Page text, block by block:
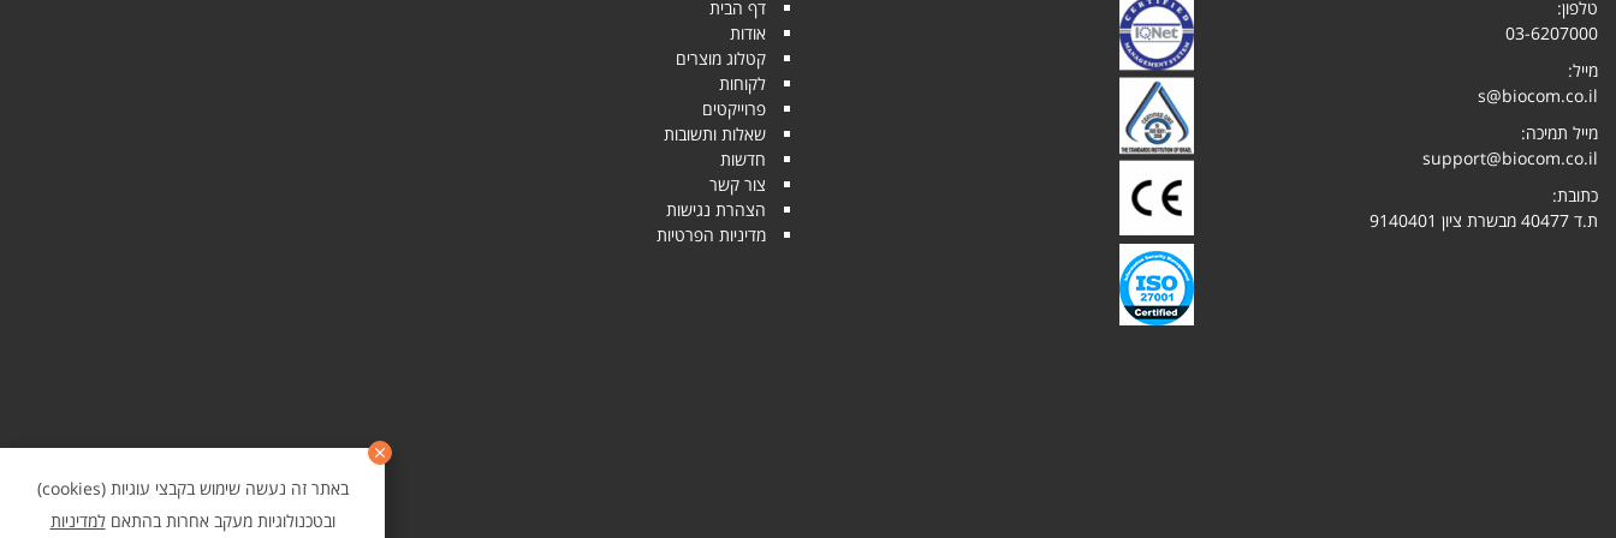
טלפון:
03-6207000
מייל:
s@biocom.co.il
מייל תמיכה:
support@biocom.co.il
כתובת:
ת.ד 40477 מבשרת ציון 9140401
דף הבית
אודות
קטלוג מוצרים
לקוחות
פרוייקטים
שאלות ותשובות
חדשות
צור קשר
הצהרת נגישות
מדיניות הפרטיות
באתר זה נעשה שימוש בקבצי עוגיות (cookies)
ובטכנולוגיות מעקב אחרות בהתאםלמדיניות